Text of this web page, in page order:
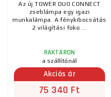
Az új TOWER DUO CONNECT
zseblámpa egy igazi
munkalámpa. A fénykibocsátás
2 világítási foko ...
RAKTÁRON
a szállítónál
Akciós ár
75 340 Ft